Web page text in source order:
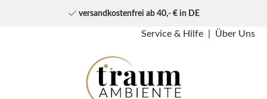
versandkostenfrei ab 40,- € in DE
Service & Hilfe Über Uns